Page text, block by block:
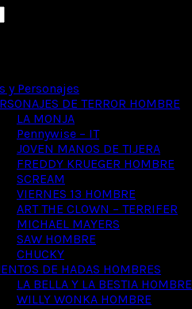
y Personajes
DE TERROR HOMBRE
LA MONJA
Pennywise – IT
JOVEN MANOS DE TIJERA
FREDDY KRUEGER HOMBRE
SCREAM
VIERNES 13 HOMBRE
ART THE CLOWN – TERRIFER
MICHAEL MAYERS
SAW HOMBRE
CHUCKY
DE HADAS HOMBRES
LA BELLA Y LA BESTIA HOMBRE
WILLY WONKA HOMBRE